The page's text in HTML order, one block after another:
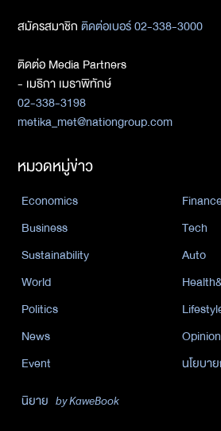
สมัครสมาชิกติดต่อเบอร์ 02-338-3000
ติดต่อ Media Partners
- เมธิกา เมธาพิทักษ์
02-338-3198
metika_met@nationgroup.com
หมวดหมู่ข่าว
Economics
Business
Tech
Sustainability
Auto
World
Politics
News
Opinion
Event
นโยบา
นิยาย by KaweBook